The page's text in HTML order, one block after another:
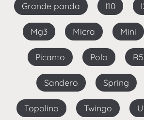
Grande panda I10
Mg3 Micra Mini
Picanto Polo R5
Sandero Spring
Topolino Twingo